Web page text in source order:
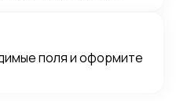
поля и оформите